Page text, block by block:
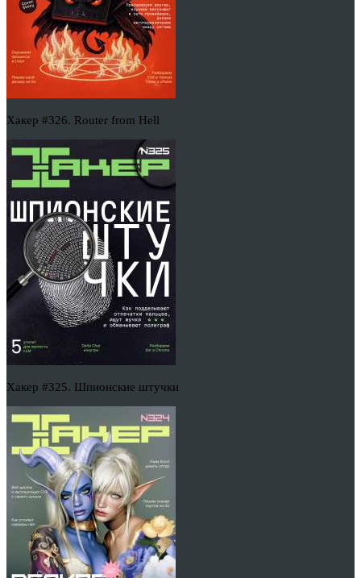
Хакер #326. Router from Hell
Хакер #325. Шпионские штучки